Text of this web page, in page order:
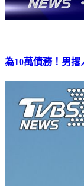
為10萬債務！男